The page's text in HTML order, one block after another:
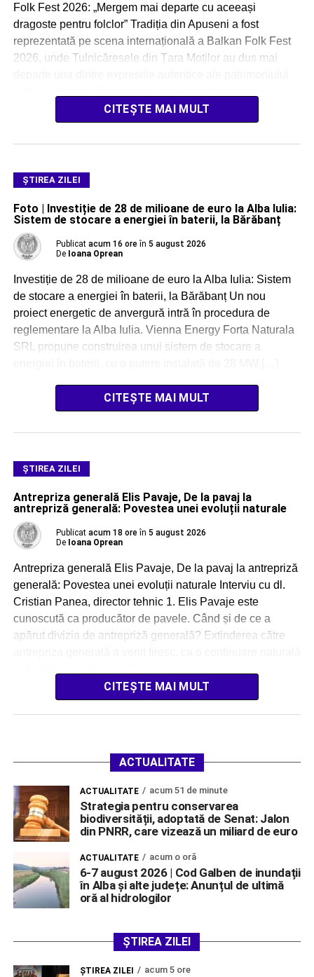
Folk Fest 2026: „Mergem mai departe cu aceeași
dragoste pentru folclor” Tradiția din Apuseni a fost
reprezentată pe scena internațională a Balkan Folk Fest
2026, unde Tulnicăresele din Țara Moților au dus mai
CITEȘTE MAI MULT
ŞTIREA ZILEI
Foto | Investiție de 28 de milioane de euro la Alba Iulia:
Sistem de stocare a energiei în baterii, la Bărăbanț
Publicat acum 16 ore în 5 august 2026
De Ioana Oprean
Investiție de 28 de milioane de euro la Alba Iulia: Sistem
de stocare a energiei în baterii, la Bărăbanț Un nou
proiect energetic de anvergură intră în procedura de
reglementare la Alba Iulia. Vienna Energy Forta Naturala
SRL propune construirea unui sistem de stocare a
CITEȘTE MAI MULT
ŞTIREA ZILEI
Antrepriza generală Elis Pavaje, De la pavaj la
antrepriză generală: Povestea unei evoluții naturale
Publicat acum 18 ore în 5 august 2026
De Ioana Oprean
Antrepriza generală Elis Pavaje, De la pavaj la antrepriză
generală: Povestea unei evoluții naturale Interviu cu dl.
Cristian Panea, director tehnic 1. Elis Pavaje este
cunoscută ca producător de pavele. Când și de ce a
apărut divizia de antrepriză generală? Extinderea către
CITEȘTE MAI MULT
ACTUALITATE
ACTUALITATE acum 51 de minute
Strategia pentru conservarea
biodiversității, adoptată de Senat: Jalon
din PNRR, care vizează un miliard de euro
ACTUALITATE acum o oră
6-7 august 2026 | Cod Galben de inundații
în Alba și alte județe: Anunțul de ultimă
oră al hidrologilor
ȘTIREA ZILEI
ŞTIREA ZILEI acum 5 ore